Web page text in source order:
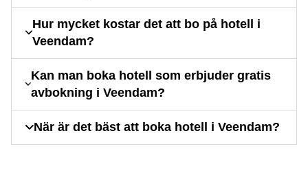
Hur mycket kostar det att bo på hotell i
Veendam?
Kan man boka hotell som erbjuder gratis
avbokning i Veendam?
När är det bäst att boka hotell i Veendam?